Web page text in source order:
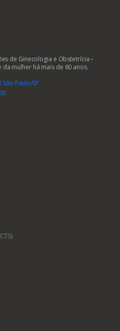
de Ginecologia e Obstetrícia –
mulher há mais de 60 anos.
Paulo/SP